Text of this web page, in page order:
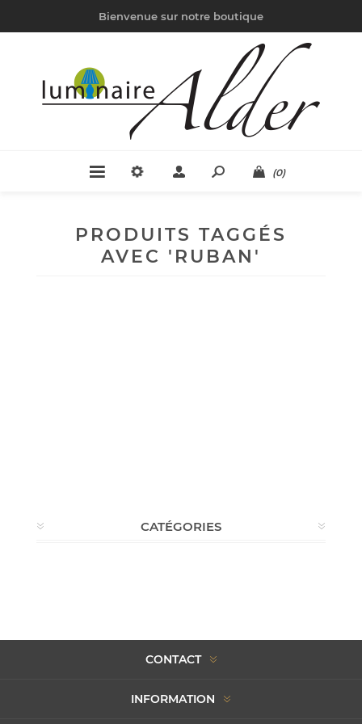
Bienvenue sur notre boutique
(0)
PRODUITS TAGGÉS
AVEC 'RUBAN'
CATÉGORIES
CONTACT
INFORMATION